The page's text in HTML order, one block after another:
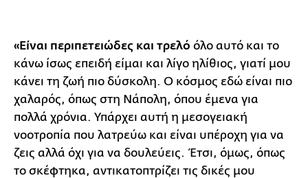
«Είναι περιπετειώδες και τρελό όλο αυτό και το
κάνω ίσως επειδή είμαι και λίγο ηλίθιος, γιατί μου
κάνει τη ζωή πιο δύσκολη. Ο κόσμος εδώ είναι πιο
χαλαρός, όπως στη Νάπολη, όπου έμενα για
πολλά χρόνια. Υπάρχει αυτή η μεσογειακή
νοοτροπία που λατρεύω και είναι υπέροχη για να
ζεις αλλά όχι για να δουλεύεις. Έτσι, όμως, όπως
το σκέφτηκα, αντικατοπτρίζει τις δικές μου